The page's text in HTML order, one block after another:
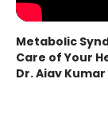
Metabolic
Care of Your
Dr. Ajay